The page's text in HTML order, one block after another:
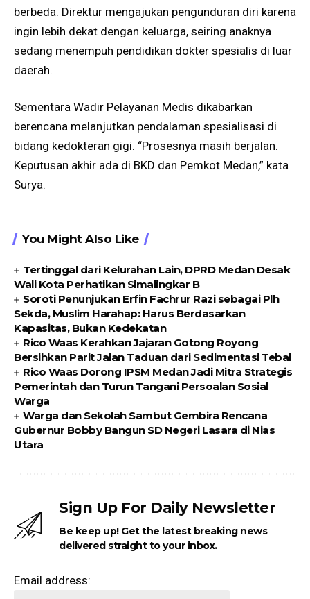
berbeda. Direktur mengajukan pengunduran diri karena
ingin lebih dekat dengan keluarga, seiring anaknya
sedang menempuh pendidikan dokter spesialis di luar
daerah.
Sementara Wadir Pelayanan Medis dikabarkan
berencana melanjutkan pendalaman spesialisasi di
bidang kedokteran gigi. “Prosesnya masih berjalan.
Keputusan akhir ada di BKD dan Pemkot Medan,” kata
Surya.
You Might Also Like
Tertinggal dari Kelurahan Lain, DPRD Medan Desak
Wali Kota Perhatikan Simalingkar B
Soroti Penunjukan Erfin Fachrur Razi sebagai Plh
Sekda, Muslim Harahap: Harus Berdasarkan
Kapasitas, Bukan Kedekatan
Rico Waas Kerahkan Jajaran Gotong Royong
Bersihkan Parit Jalan Taduan dari Sedimentasi Tebal
Rico Waas Dorong IPSM Medan Jadi Mitra Strategis
Pemerintah dan Turun Tangani Persoalan Sosial
Warga
Warga dan Sekolah Sambut Gembira Rencana
Gubernur Bobby Bangun SD Negeri Lasara di Nias
Utara
Sign Up For Daily Newsletter
Be keep up! Get the latest breaking news
delivered straight to your inbox.
Email address: